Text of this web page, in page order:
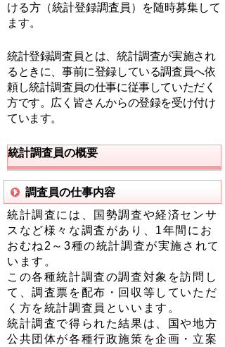
ける方（統計登録調査員）を随時募集して
ます。
統計登録調査員とは、 統計調査が実施され
るときに、事前に登録している調査員へ依
頼し統計調査員の仕事に従事していただく
方です。広く皆さんからの登録を受け付け
ています。
統計調査員の概要
調査員の仕事内容
統計調査には、国勢調査や経済センサ
スなど様々な調査があり、1年間にお
おむね2～3種の統計調査が実施されて
います。
この各種統計調査の調査対象を訪問し
て、調査票を配布・回収等していただ
く方を統計調査員といいます。
統計調査で得られた結果は、国や地方
公共団体が各種行政施策を企画・立案